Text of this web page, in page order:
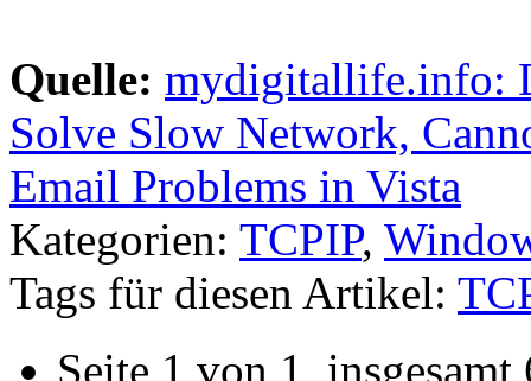
Quelle: mydigitallife.info:
Solve Slow Network,
Email Problems in Vista
Kategorien: TCPIP,
Tags für diesen Artikel:
Seite 1 von 1, insgesamt